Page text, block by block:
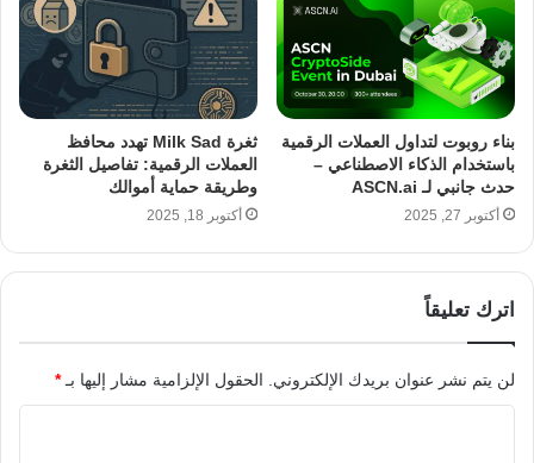
بناء روبوت لتداول العملات الرقمية
باستخدام الذكاء الاصطناعي –
حدث جانبي لـ ASCN.ai
أكتوبر 27, 2025
ثغرة Milk Sad تهدد محافظ
العملات الرقمية: تفاصيل الثغرة
وطريقة حماية أموالك
أكتوبر 18, 2025
اترك تعليقاً
لن يتم نشر عنوان بريدك الإلكتروني. الحقول الإلزامية مشار إليها بـ*